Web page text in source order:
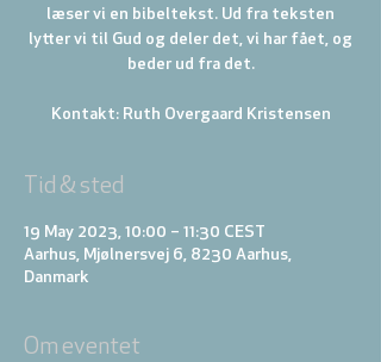
læser vi en bibeltekst. Ud fra teksten
lytter vi til Gud og deler det, vi har fået, og
beder ud fra det.
Kontakt: Ruth Overgaard Kristensen
Tid & sted
19 May 2023, 10:00 – 11:30 CEST
Aarhus, Mjølnersvej 6, 8230 Aarhus,
Danmark
Om eventet